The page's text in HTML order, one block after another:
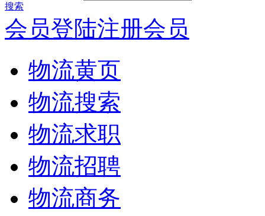
搜索
会员登陆注册会员
物流黄页
物流搜索
物流求职
物流招聘
物流商务